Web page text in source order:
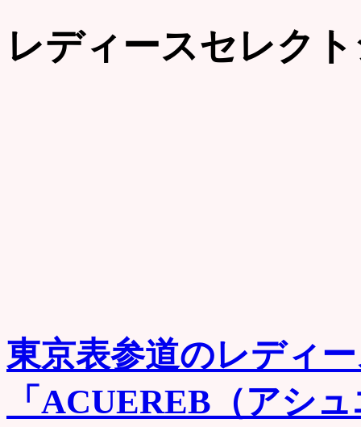
レディースセレク
東京表参道のレディ
「ACUEREB（アシ